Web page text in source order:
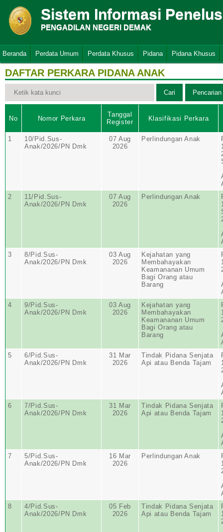
Sistem Informasi
PENGADILAN NEGERI DEMAK
Beranda Perdata Umum Perdata Khusus Pidana Pidana Khusus
DAFTAR PERKARA PIDANA ANAK
No Nomor Perkara
Tanggal
Register
Klasifikasi Perkara
1
10/Pid.Sus-
Anak/2026/PN Dmk
07 Aug
2026
Perlindungan Anak
2
11/Pid.Sus-
Anak/2026/PN Dmk
07 Aug
2026
Perlindungan Anak
3
8/Pid.Sus-
Anak/2026/PN Dmk
03 Aug
2026
Kejahatan yang
Membahayakan
Keamananan Umum
Bagi Orang atau
Barang
4
9/Pid.Sus-
Anak/2026/PN Dmk
03 Aug
2026
Kejahatan yang
Membahayakan
Keamananan Umum
Bagi Orang atau
Barang
5
6/Pid.Sus-
Anak/2026/PN Dmk
31 Mar
2026
Tindak Pidana Senjata
Api atau Benda Tajam
6
7/Pid.Sus-
Anak/2026/PN Dmk
31 Mar
2026
Tindak Pidana Senjata
Api atau Benda Tajam
7
5/Pid.Sus-
Anak/2026/PN Dmk
16 Mar
2026
Perlindungan Anak
8
4/Pid.Sus-
Anak/2026/PN Dmk
05 Feb
2026
Tindak Pidana Senjata
Api atau Benda Tajam